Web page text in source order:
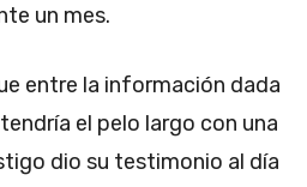
un mes.
entre la información dada
el pelo largo con una
dio su testimonio al día